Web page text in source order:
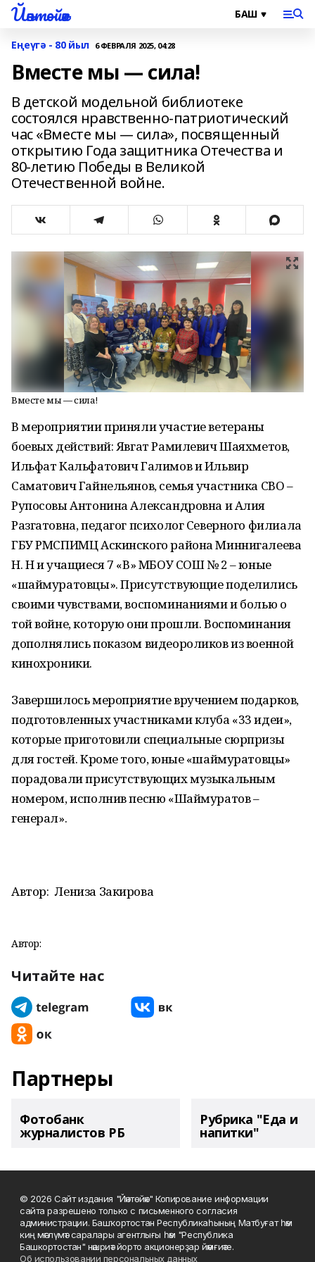
Йәнтөйәк
Еңеүгә - 80 йыл 6 ФЕВРАЛЯ 2025, 04:28
Вместе мы — сила!
В детской модельной библиотеке
состоялся нравственно-патриотический
час «Вместе мы — сила», посвященный
открытию Года защитника Отечества и
80-летию Победы в Великой
Отечественной войне.
Вместе мы — сила!
В мероприятии приняли участие ветераны
боевых действий: Явгат Рамилевич Шаяхметов,
Ильфат Кальфатович Галимов и Ильвир
Саматович Гайнельянов, семья участника СВО –
Рупосовы Антонина Александровна и Алия
Разгатовна, педагог психолог Северного филиала
ГБУ РМСПИМЦ Аскинского района Миннигалеева
Н. Н и учащиеся 7 «В» МБОУ СОШ № 2 – юные
«шаймуратовцы». Присутствующие поделились
своими чувствами, воспоминаниями и болью о
той войне, которую они прошли. Воспоминания
дополнялись показом видеороликов из военной
кинохроники.
Завершилось мероприятие вручением подарков,
подготовленных участниками клуба «33 идеи»,
которые приготовили специальные сюрпризы
для гостей. Кроме того, юные «шаймуратовцы»
порадовали присутствующих музыкальным
номером, исполнив песню «Шаймуратов –
генерал».
Автор: Лениза Закирова
Автор:
Читайте нас
Партнеры
Фотобанк
журналистов РБ
Рубрика "Еда и
напитки"
© 2026 Сайт издания "Йәнтөйәк" Копирование информации
сайта разрешено только с письменного согласия
администрации. Башҡортостан Республикаһының Матбуғат һәм
киң мәғлүмәт саралары агентлығы һәм "Республика
Башкортостан" нәшриәт йорто акционерҙар йәмғиәте.
Об использовании персональных данных